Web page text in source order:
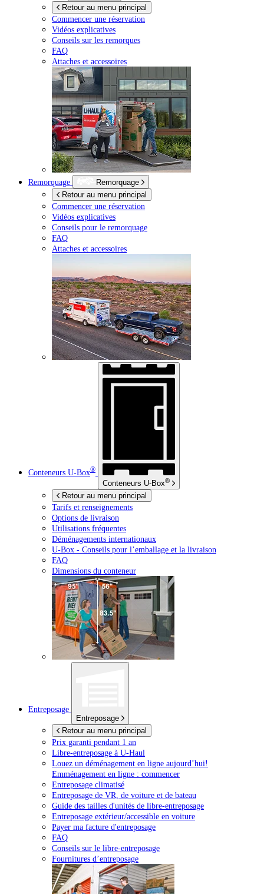
Retour au menu principal
Commencer une réservation
Vidéos explicatives
Conseils sur les remorques
FAQ
Attaches et accessoires
Remorquage
Remorquage
Retour au menu principal
Commencer une réservation
Vidéos explicatives
Conseils pour le remorquage
FAQ
Attaches et accessoires
Conteneurs U-Box®
Conteneurs U-Box®
Retour au menu principal
Tarifs et renseignements
Options de livraison
Utilisations fréquentes
Déménagements internationaux
U-Box - Conseils pour l’emballage et la livraison
FAQ
Dimensions du conteneur
Entreposage
Entreposage
Retour au menu principal
Prix garanti pendant 1 an
Libre-entreposage à U-Haul
Louez un déménagement en ligne aujourd’hui!
Emménagement en ligne : commencer
Entreposage climatisé
Entreposage de VR, de voiture et de bateau
Guide des tailles d'unités de libre-entreposage
Entreposage extérieur/accessible en voiture
Payer ma facture d'entreposage
FAQ
Conseils sur le libre-entreposage
Fournitures d’entreposage